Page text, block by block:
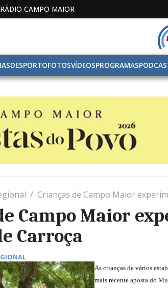
RÁDIO CAMPO MAIOR
DESPORTOFOTOSVÍDEOSPROGRAMAS
Crianças de Campo Maior
Campo Maior
Carroça
As crianças de vários
mais recente aposta do